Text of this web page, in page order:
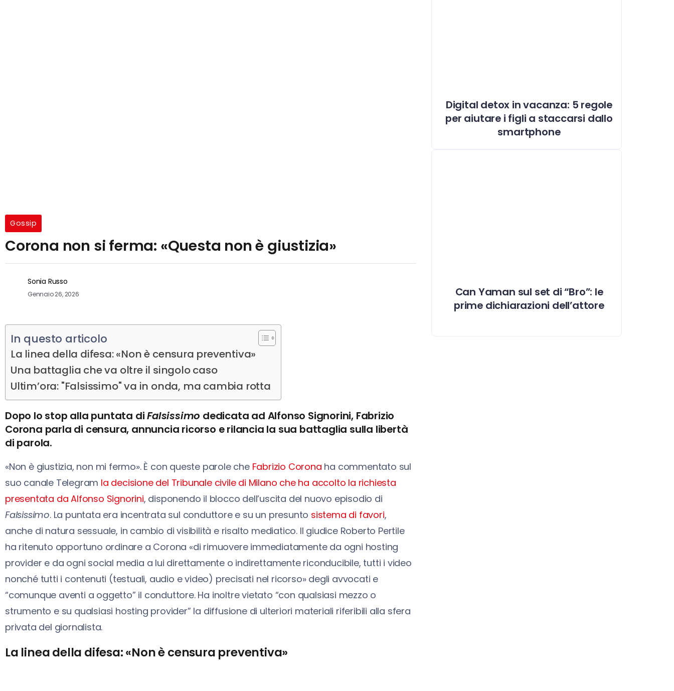
Gossip
Corona non si ferma: «Questa non è giustizia»
Sonia Russo
Gennaio 26, 2026
In questo articolo
La linea della difesa: «Non è censura preventiva»
Una battaglia che va oltre il singolo caso
Ultim’ora: "Falsissimo" va in onda, ma cambia rotta
Dopo lo stop alla puntata diFalsissimo dedicata ad Alfonso Signorini, Fabrizio
Corona parla di censura, annuncia ricorso e rilancia la sua battaglia sulla libertà
di parola.
«Non è giustizia, non mi fermo». È con queste parole che Fabrizio Corona ha commentato sul
suo canale Telegram la decisione del Tribunale civile di Milano che ha accolto la richiesta
presentata da Alfonso Signorini, disponendo il blocco dell’uscita del nuovo episodio di
Falsissimo. La puntata era incentrata sul conduttore e su un presunto sistema di favori,
anche di natura sessuale, in cambio di visibilità e risalto mediatico. Il giudice Roberto Pertile
ha ritenuto opportuno ordinare a Corona «di rimuovere immediatamente da ogni hosting
provider e da ogni social media a lui direttamente o indirettamente riconducibile, tutti i video
nonché tutti i contenuti (testuali, audio e video) precisati nel ricorso» degli avvocati e
“comunque aventi a oggetto” il conduttore. Ha inoltre vietato “con qualsiasi mezzo o
strumento e su qualsiasi hosting provider” la diffusione di ulteriori materiali riferibili alla sfera
privata del giornalista.
La linea della difesa: «Non è censura preventiva»
Digital detox in vacanza: 5 regole
per aiutare i figli a staccarsi dallo
smartphone
Can Yaman sul set di “Bro”: le
prime dichiarazioni dell’attore